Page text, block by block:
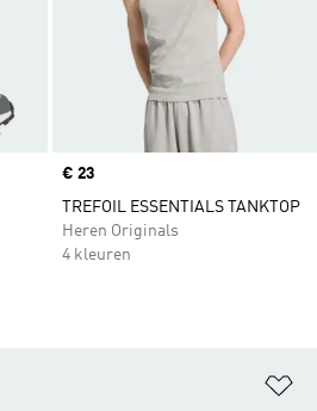
Price
€ 23
TREFOIL ESSENTIALS TANKTOP
Heren Originals
4 kleuren